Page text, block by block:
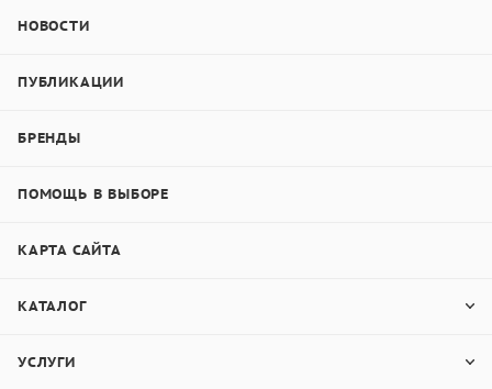
НОВОСТИ
ПУБЛИКАЦИИ
БРЕНДЫ
ПОМОЩЬ В ВЫБОРЕ
КАРТА САЙТА
КАТАЛОГ
УСЛУГИ